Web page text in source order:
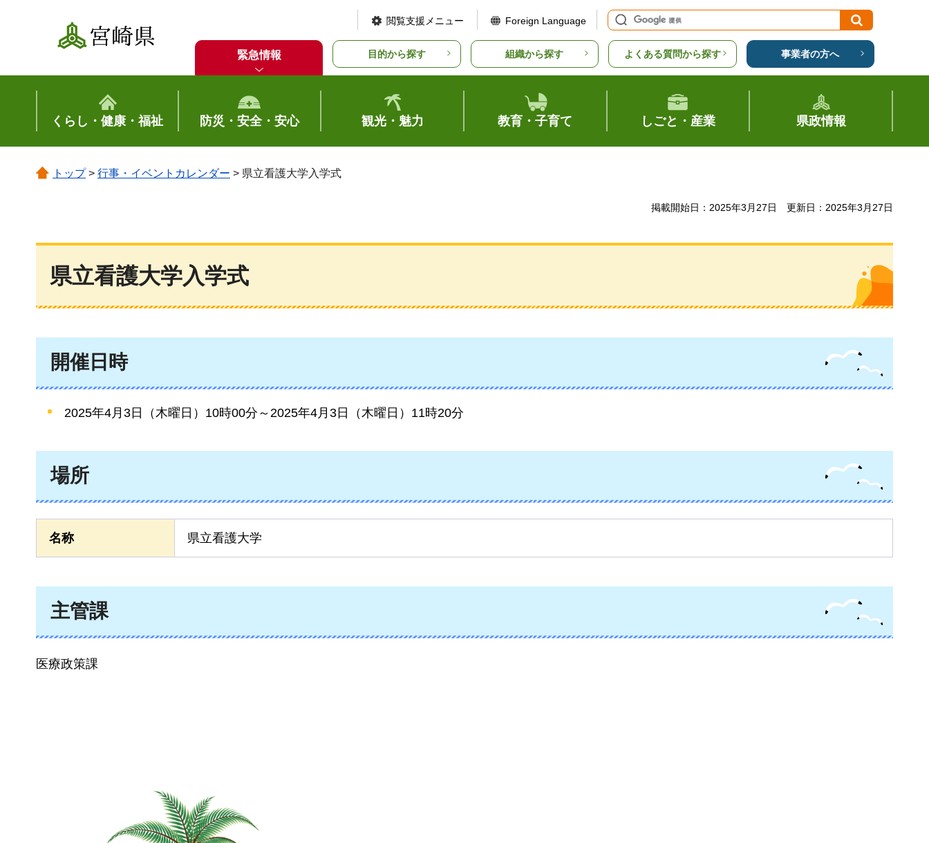
宮崎県
閲覧支援メニュー Foreign Language
緊急情報 目的から探す 組織から探す よくある質問から探す 事業者の方へ
くらし・健康・福祉 防災・安全・安心 観光・魅力 教育・子育て しごと・産業 県政情報
トップ> 行事・イベントカレンダー > 県立看護大学入学式
掲載開始日：2025年3月27日 更新日：2025年3月27日
県立看護大学入学式
開催日時
2025年4月3日（木曜日）10時00分～2025年4月3日（木曜日）11時20分
場所
名称 県立看護大学
主管課
医療政策課